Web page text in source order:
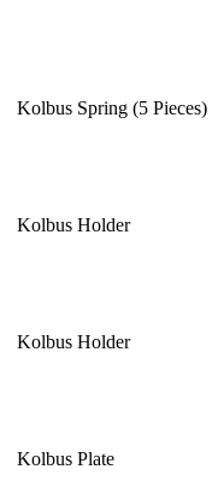
Kolbus Spring (5 Pieces)
Kolbus Holder
Kolbus Holder
Kolbus Plate